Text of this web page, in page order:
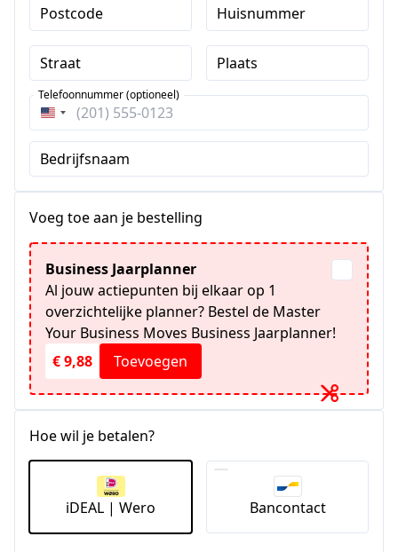
Postcode Huisnummer
Straat Plaats
Verenigde
Staten
+1
Telefoonnummer (optioneel)
Bedrijfsnaam
Voeg toe aan je bestelling
Business Jaarplanner
Al jouw actiepunten bij elkaar op 1
overzichtelijke planner? Bestel de Master
Your Business Moves Business Jaarplanner!
€ 9,88
Toevoegen
Hoe wil je betalen?
iDEAL | Wero Bancontact